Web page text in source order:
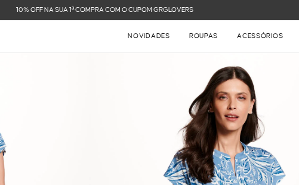
FRETE GRÁTIS NAS COMPRAS ACIMA DE R$ 899
NOVIDADES ROUPAS ACESSÓRIOS